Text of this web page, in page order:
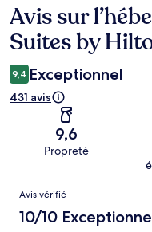
Avis
Avis sur
Suites by
9,4 Exceptionnel
431 avis
9,6
Propreté
Avis
Avis vérifié
10/10